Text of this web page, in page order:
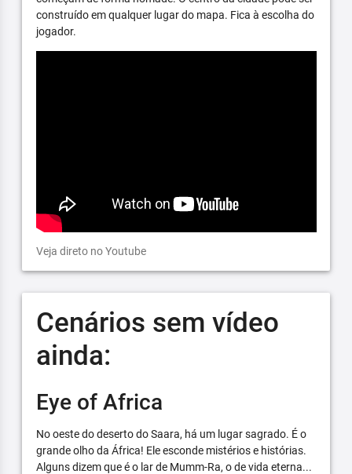
construído em qualquer lugar do mapa. Fica à escolha do
jogador.
Veja direto no Youtube
Cenários sem vídeo
ainda:
Eye of Africa
No oeste do deserto do Saara, há um lugar sagrado. É o
grande olho da África! Ele esconde mistérios e histórias.
Alguns dizem que é o lar de Mumm-Ra, o de vida eterna...